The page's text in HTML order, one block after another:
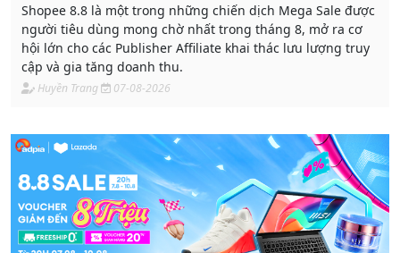
Shopee 8.8 là một trong những chiến dịch Mega Sale được
người tiêu dùng mong chờ nhất trong tháng 8, mở ra cơ
hội lớn cho các Publisher Affiliate khai thác lưu lượng truy
cập và gia tăng doanh thu.
Huyền Trang 07-08-2026